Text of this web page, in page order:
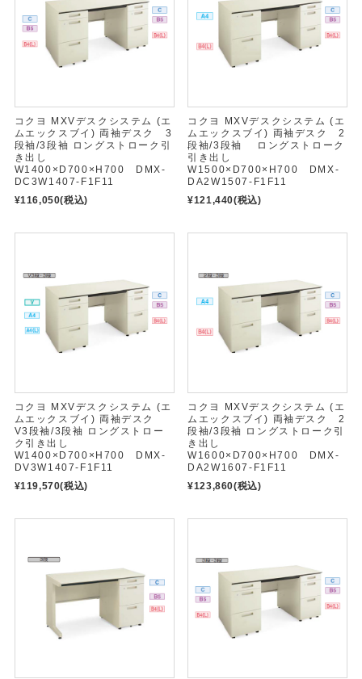
コクヨ MXVデスクシステム (エ
ムエックスブイ) 両袖デスク 3
段袖/3段袖 ロングストローク引
き出し
W1400×D700×H700 DMX-
DC3W1407-F1F11
¥116,050(税込)
コクヨ MXVデスクシステム (エ
ムエックスブイ) 両袖デスク 2
段袖/3段袖 ロングストローク
引き出し
W1500×D700×H700 DMX-
DA2W1507-F1F11
¥121,440(税込)
コクヨ MXVデスクシステム (エ
ムエックスブイ) 両袖デスク
V3段袖/3段袖 ロングストロー
ク引き出し
W1400×D700×H700 DMX-
DV3W1407-F1F11
¥119,570(税込)
コクヨ MXVデスクシステム (エ
ムエックスブイ) 両袖デスク 2
段袖/3段袖 ロングストローク引
き出し
W1600×D700×H700 DMX-
DA2W1607-F1F11
¥123,860(税込)